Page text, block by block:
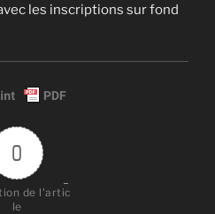
les inscriptions sur fond
0
de l'artic
le